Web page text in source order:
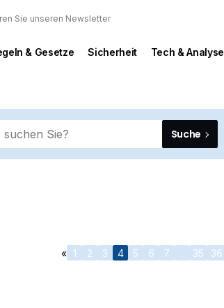
Sie unseren Newsletter
& Gesetze Sicherheit Tech & Analyse
Suche
« 1 2 3 4 5 6 7 ... 35 36